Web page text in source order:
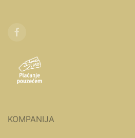
KOMPANIJA